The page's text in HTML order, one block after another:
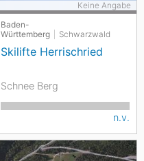
Baden-
Württemberg
Schwarzwald
Skilifte Herrischried
Keine Angabe
Schnee Berg
n.v.